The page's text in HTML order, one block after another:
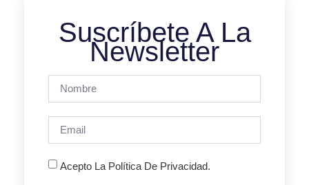
Suscríbete A La
Newsletter
Acepto La Política De Privacidad.